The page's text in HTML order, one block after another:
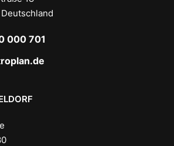
000 701